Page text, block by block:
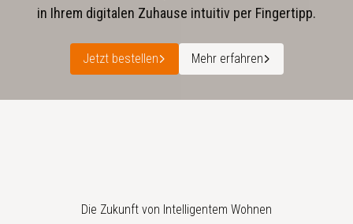
in Ihrem digitalen Zuhause intuitiv per Fingertipp.
Jetzt bestellen Mehr erfahren
Die Zukunft von Intelligentem Wohnen